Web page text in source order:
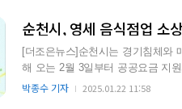
순천시, 영세 음식점업 소
[더조은뉴스]순천시는 경기침체와
해 오는 2월 3일부터 공공요금 지원사업을 시행한다
책 일환으로 추진하는 이번 …
박종수 기자 2025.01.22 11:58